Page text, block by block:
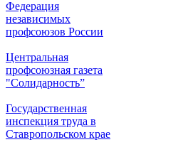
Федерация
независимых
профсоюзов России
Центральная
профсоюзная газета
"Солидарность”
Государственная
инспекция труда в
Ставропольском крае